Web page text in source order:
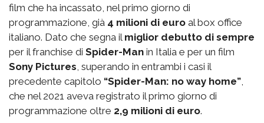
film che ha incassato, nel primo giorno di
programmazione, già 4 milioni di euro al box office
italiano. Dato che segna il miglior debutto di sempre
per il franchise di Spider-Man in Italia e per un film
Sony Pictures, superando in entrambi i casi il
precedente capitolo “Spider-Man: no way home”,
che nel 2021 aveva registrato il primo giorno di
programmazione oltre 2,9 milioni di euro.